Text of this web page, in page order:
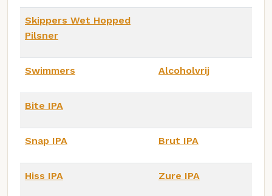
Skippers Wet Hopped
Pilsner
Swimmers Alcoholvrij
Bite IPA
Snap IPA Brut IPA
Hiss IPA Zure IPA